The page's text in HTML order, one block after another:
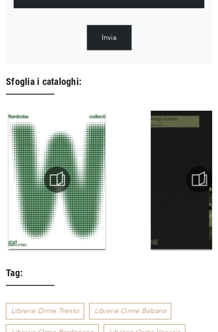
Invia
Sfoglia i cataloghi:
Tag:
Librerie Orme Trento Librerie Orme Bolzano